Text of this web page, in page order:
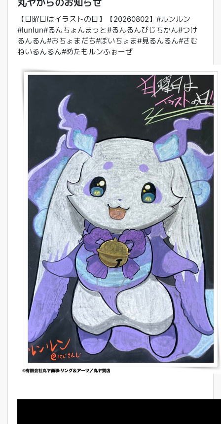
丸ヤからのお知らせ
【日曜日はイラストの日】【20260802】#ルンルン
#lunlun#るんちょんまっと#るんるんびじちかん#つけ
るんるん#おちょまだち#ぼいちょま#見るんるん#さむ
ねいるんるん#めたもルンふぉーぜ